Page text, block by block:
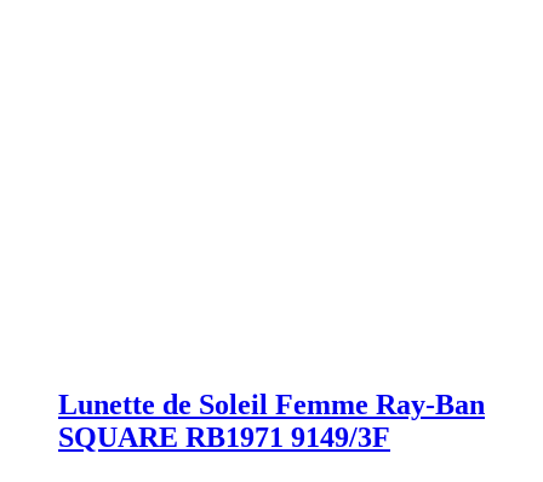
Lunette de Soleil Femme Ray-Ban
SQUARE RB1971 9149/3F